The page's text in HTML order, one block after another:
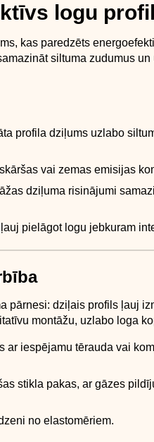
logu
kas paredzēts
siltuma zudumus
profila dziļums uzlabo
vai zemas emisijas
dziļuma risinājumi
pielāgot logu jebkuram
pārnesi: dziļais profils ļauj
montāžu, uzlabo loga
ar iespējamu tērauda vai
stikla pakas, ar gāzes
no elastomēriem.